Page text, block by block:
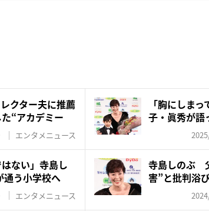
クター夫に推薦
“アカデミー
エンタメニュース
「胸にしま
子・眞秀が語
ない」寺島し
通う小学校へ
エンタメニュース
寺島しのぶ
害”と批判浴